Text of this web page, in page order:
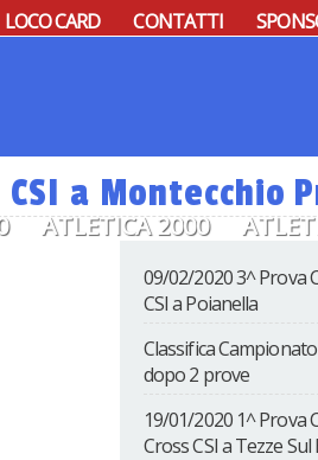
LOCO CARD CONTATTI
ATLETICA 2000
a Montecchio
09/02/2020 3^ Prova
CSI a Poianella
Classifica
dopo 2 prove
19/01/2020 1^ Prova
Cross CSI a Tezze